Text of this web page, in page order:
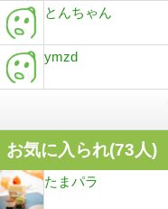
とんちゃん
ymzd
お気に入られ(73人)
たまパラ